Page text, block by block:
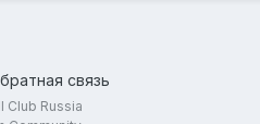
связь
Club Russia